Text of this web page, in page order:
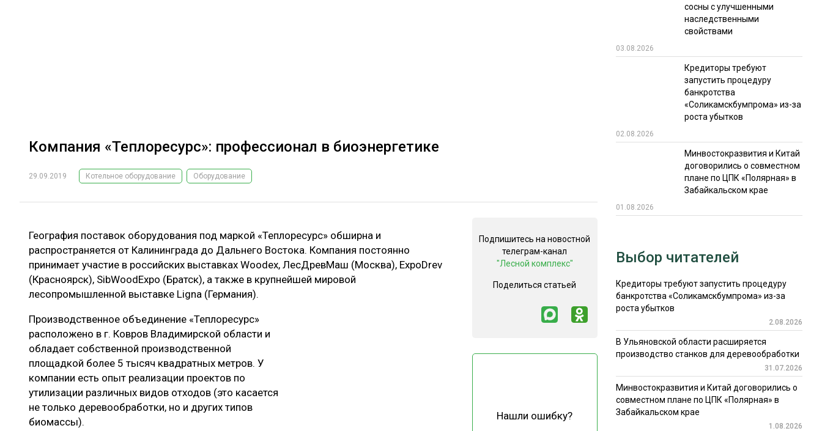
ИТОГИ МЕРОПРИЯТИЙ
Компания «Теплоресурс»: профессионал в биоэнергетике
29.09.2019 Котельное оборудование Оборудование
География поставок оборудования под маркой «Теплоресурс» обширна и
распространяется от Калининграда до Дальнего Востока. Компания постоянно
принимает участие в российских выставках Woodex, ЛесДревМаш (Москва), ExpoDrev
(Красноярск), SibWoodExpo (Братск), а также в крупнейшей мировой
лесопромышленной выставке Ligna (Германия).
Производственное объединение «Теплоресурс»
расположено в г. Ковров Владимирской области и
обладает собственной производственной
площадкой более 5 тысяч квадратных метров. У
компании есть опыт реализации проектов по
утилизации различных видов отходов (это касается
не только деревообработки, но и других типов
биомассы).
Подпишитесь на новостной
телеграм-канал
"Лесной комплекс"
Поделиться статьей
Нашли ошибку?
сосны с улучшенными
наследственными
свойствами
03.08.2026
Кредиторы требуют
запустить процедуру
банкротства
«Соликамскбумпрома» из-за
роста убытков
02.08.2026
Минвостокразвития и Китай
договорились о совместном
плане по ЦПК «Полярная» в
Забайкальском крае
01.08.2026
Выбор читателей
Кредиторы требуют запустить процедуру
банкротства «Соликамскбумпрома» из-за
роста убытков
2.08.2026
В Ульяновской области расширяется
производство станков для деревообработки
31.07.2026
Минвостокразвития и Китай договорились о
совместном плане по ЦПК «Полярная» в
Забайкальском крае
1.08.2026